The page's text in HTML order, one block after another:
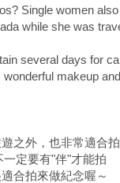
Single women
while she was
several days for
makeup
之外，也非常適合拍
一定要有"伴"才能拍
合拍來做紀念喔～